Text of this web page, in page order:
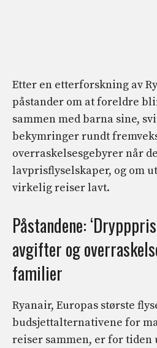
Etter en etterforskning av
påstander om at foreldre
sammen med barna sine,
bekymringer rundt
overraskelsesgebyrer når
lavprisflyselskaper, og om
virkelig reiser lavt.
Påstandene:
avgifter og
familier
Ryanair, Europas største
budsjettalternativene for
reiser sammen, er for